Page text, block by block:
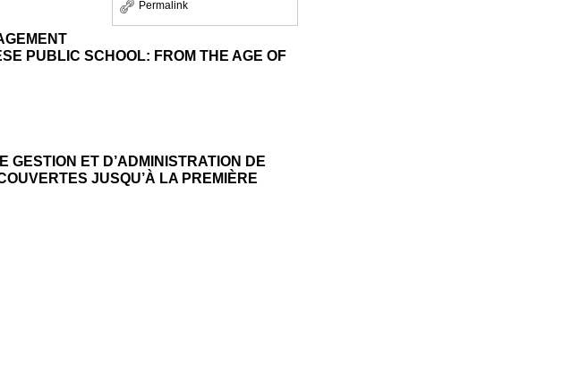
Permalink
PUBLIC SCHOOL: FROM THE AGE OF
GESTION ET D’ADMINISTRATION DE
JUSQU’À LA PREMIÈRE